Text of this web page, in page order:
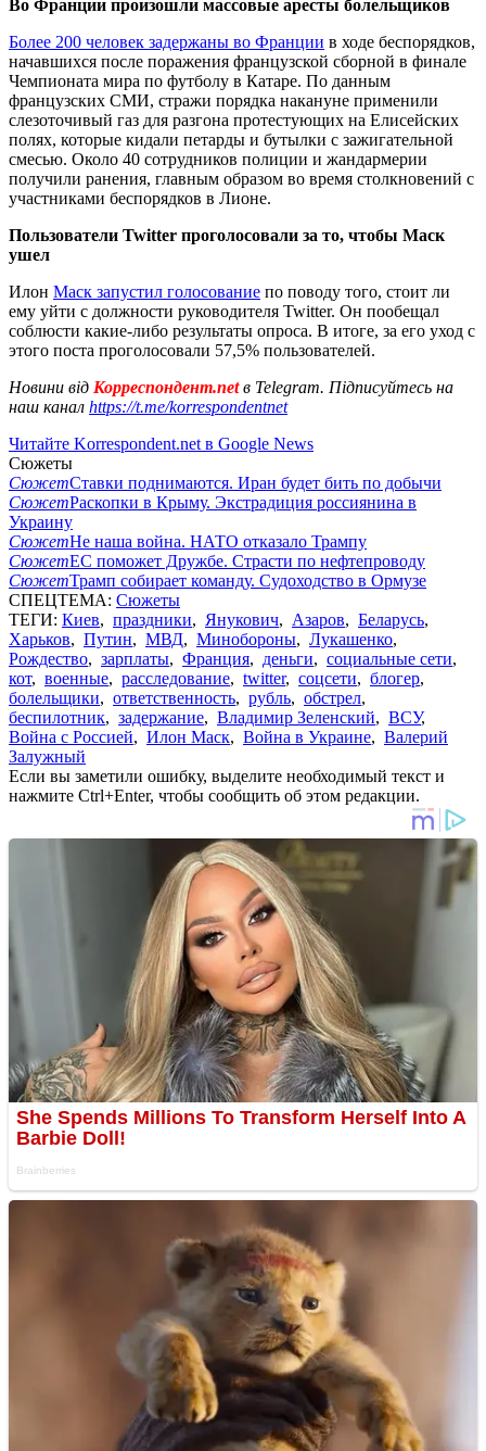
Во Франции произошли массовые аресты болельщиков
Более 200 человек задержаны во Франции в ходе беспорядков,
начавшихся после поражения французской сборной в финале
Чемпионата мира по футболу в Катаре. По данным
французских СМИ, стражи порядка накануне применили
слезоточивый газ для разгона протестующих на Елисейских
полях, которые кидали петарды и бутылки с зажигательной
смесью. Около 40 сотрудников полиции и жандармерии
получили ранения, главным образом во время столкновений с
участниками беспорядков в Лионе.
Пользователи Twitter проголосовали за то, чтобы Маск
ушел
Илон Маск запустил голосование по поводу того, стоит ли
ему уйти с должности руководителя Twitter. Он пообещал
соблюсти какие-либо результаты опроса. В итоге, за его уход с
этого поста проголосовали 57,5% пользователей.
Новини від Корреспондент.netв Telegram. Підписуйтесь на
наш канал https://t.me/korrespondentnet
Читайте Korrespondent.net в Google News
Сюжеты
СюжетСтавки поднимаются. Иран будет бить по добычи
СюжетРаскопки в Крыму. Экстрадиция россиянина в
Украину
СюжетНе наша война. НАТО отказало Трампу
СюжетЕС поможет Дружбе. Страсти по нефтепроводу
СюжетТрамп собирает команду. Судоходство в Ормузе
СПЕЦТЕМА: Сюжеты
ТЕГИ: Киев, праздники, Янукович, Азаров, Беларусь,
Харьков, Путин, МВД, Минобороны, Лукашенко,
Рождество, зарплаты, Франция, деньги, социальные сети,
кот, военные, расследование, twitter, соцсети, блогер,
болельщики, ответственность, рубль, обстрел,
беспилотник, задержание, Владимир Зеленский, ВСУ,
Война с Россией, Илон Маск, Война в Украине, Валерий
Залужный
Если вы заметили ошибку, выделите необходимый текст и
нажмите Ctrl+Enter, чтобы сообщить об этом редакции.